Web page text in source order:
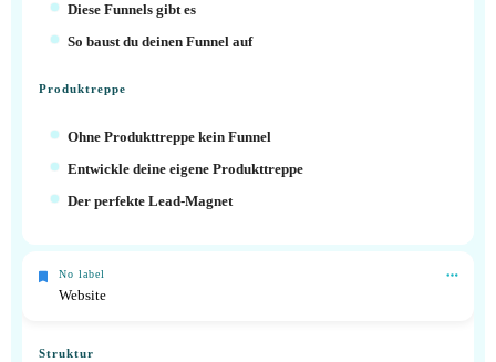
Diese Funnels gibt es
So baust du deinen Funnel auf
Produktreppe
Ohne Produkttreppe kein Funnel
Entwickle deine eigene Produkttreppe
Der perfekte Lead-Magnet
No label
Website
Struktur